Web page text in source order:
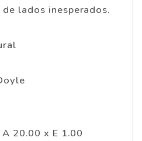
lados inesperados.
20.00 x E 1.00